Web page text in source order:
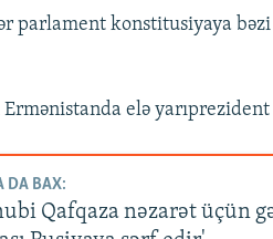
parlament konstitusiyaya
elə
DA BAX:
Qafqaza nəzarət üçün